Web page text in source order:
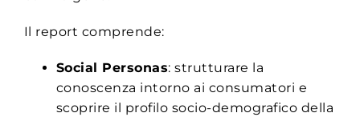
Il report comprende:
Social Personas: strutturare la
conoscenza intorno ai consumatori e
scoprire il profilo socio-demografico della